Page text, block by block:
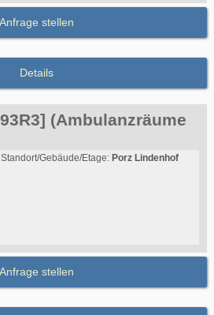
Anfrage stellen
Details
(Ambulanzräume
Standort/Gebäude/Etage: Porz Lindenhof
Anfrage stellen